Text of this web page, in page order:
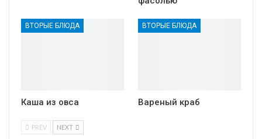
ВТОРЫЕ БЛЮДА
Каша из овса
ВТОРЫЕ БЛЮДА
Вареный краб
PREV NEXT